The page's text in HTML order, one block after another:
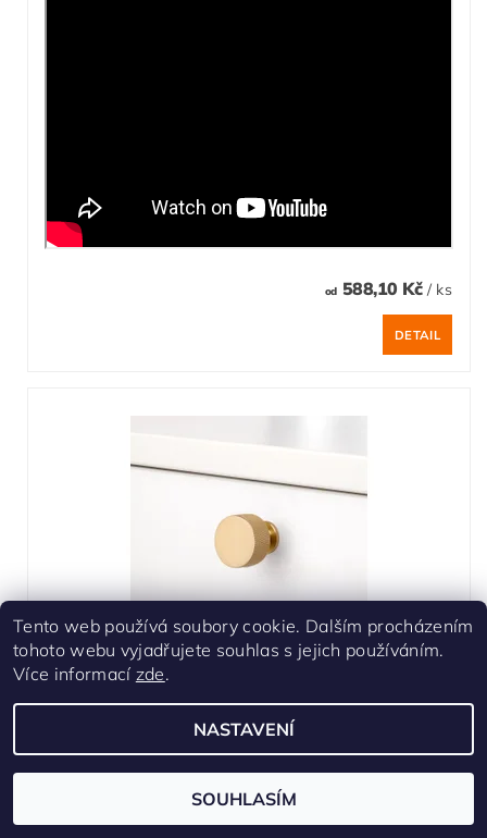
od 588,10 Kč / ks
DETAIL
Nábytková knopka Verona - zlatá
zlaté barvě. Minimalistický tvar Ø30 mm, kvalitní
hliník a univerzální styl, který dodá šmrnc
kuchyňským skříňkám, komodám i šatním skříním.
Tento web používá soubory cookie. Dalším procházením
tohoto webu vyjadřujete souhlas s jejich používáním.
Více informací zde.
NASTAVENÍ
SOUHLASÍM